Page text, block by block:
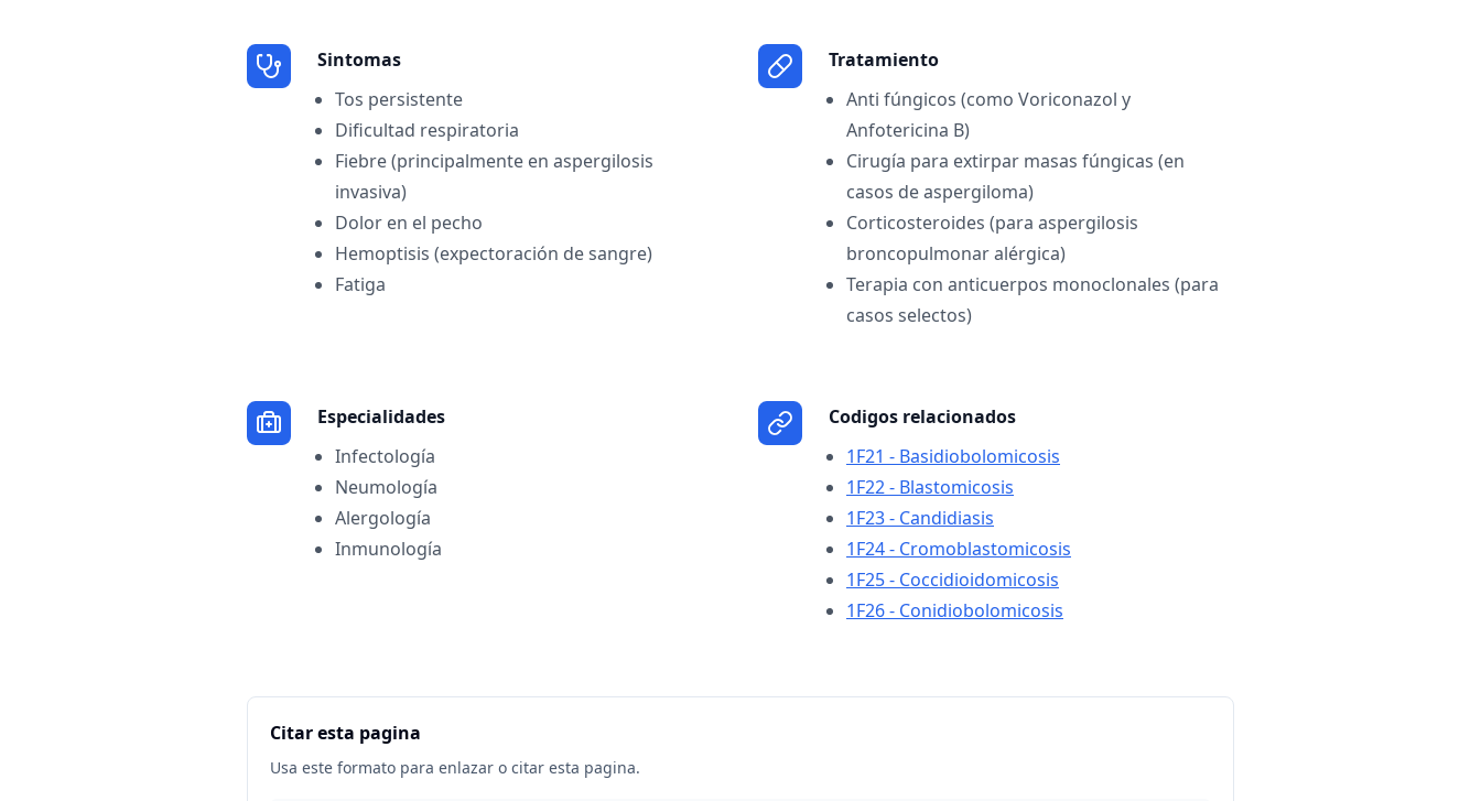
Sintomas
Tos persistente
Dificultad respiratoria
Fiebre (principalmente en aspergilosis
invasiva)
Dolor en el pecho
Hemoptisis (expectoración de sangre)
Fatiga
Tratamiento
Anti fúngicos (como Voriconazol y
Anfotericina B)
Cirugía para extirpar masas fúngicas (en
casos de aspergiloma)
Corticosteroides (para aspergilosis
broncopulmonar alérgica)
Terapia con anticuerpos monoclonales (para
casos selectos)
Especialidades
Infectología
Neumología
Alergología
Inmunología
Codigos relacionados
1F21 - Basidiobolomicosis
1F22 - Blastomicosis
1F23 - Candidiasis
1F24 - Cromoblastomicosis
1F25 - Coccidioidomicosis
1F26 - Conidiobolomicosis
Citar esta pagina
Usa este formato para enlazar o citar esta pagina.